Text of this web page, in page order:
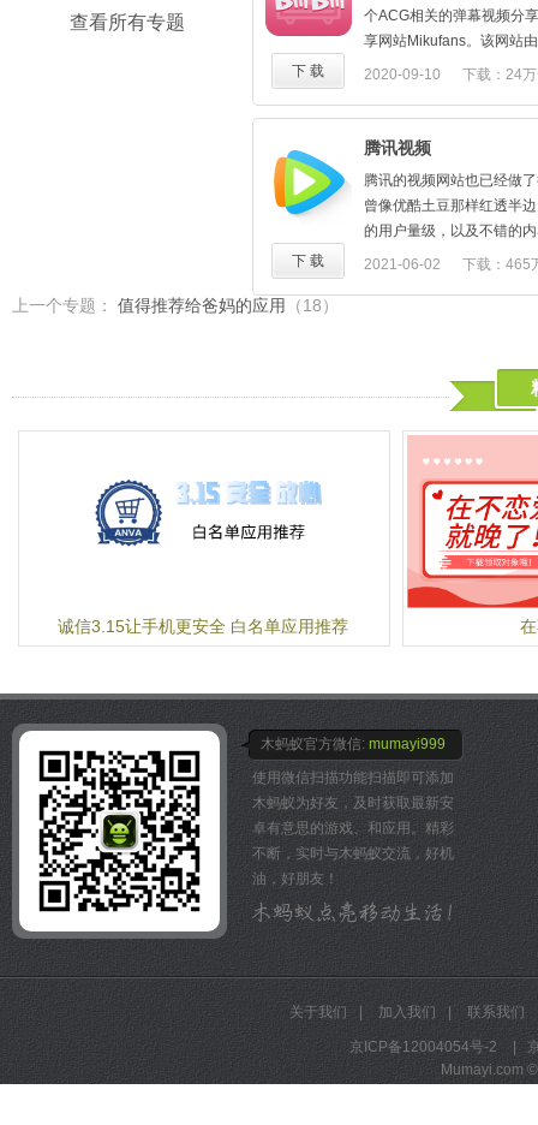
查看所有专题
个ACG相关的弹幕视频分
享网站Mikufans。该网站
友“⑨bishi”于2009年6月
是为用户提供一个稳定的
站于2010年1月24日更名
哔哩哔哩弹幕网是一家以
Comic、Game）为主题
他国内的视频网站最大的
实时评论功能，是中国大
网站。
等视频分享网站，也有不
的二次创作内容。视频内
供本地源的视频储存服务
服务器上），但该服务现
现在该网站上大部分的视
服务器上。在 Alexa 上全
文排名第608位。
Bilibili目前有动画、音乐
2020-09-10 下载：24
下 载
腾讯视频
腾讯的视频网站也已经做
曾像优酷土豆那样红透半
的用户量级，以及不错的
的用户成为其重视的粉丝。
2021-06-02 下载：465
下 载
上一个专题： 值得推荐给爸妈的应用 （18）
诚信3.15让手机更安全 白名单应用推荐
木蚂蚁官方微信: mumayi999
使用微信扫描功能扫描即可添加
木蚂蚁为好友，及时获取最新安
卓有意思的游戏、和应用。精彩
不断，实时与木蚂蚁交流，好机
油，好朋友！
关于我们 加入我们 联系我们
京ICP备12004054号-2
Mumayi.com